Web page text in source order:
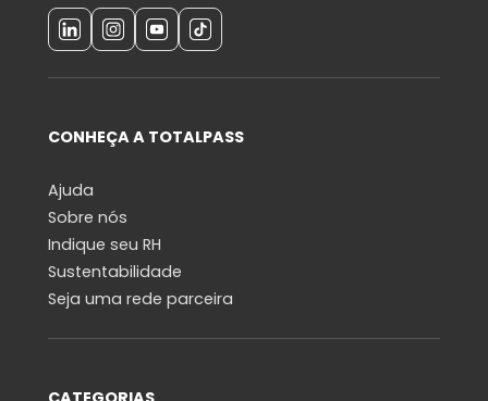
CONHEÇA A TOTALPASS
Ajuda
Sobre nós
Indique seu RH
Sustentabilidade
Seja uma rede parceira